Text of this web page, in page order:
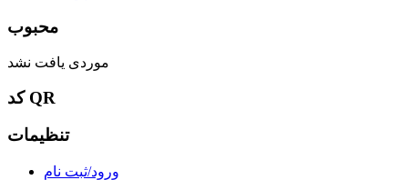
محبوب
موردی یافت نشد
کد QR
تنظیمات
ورود/ثبت نام